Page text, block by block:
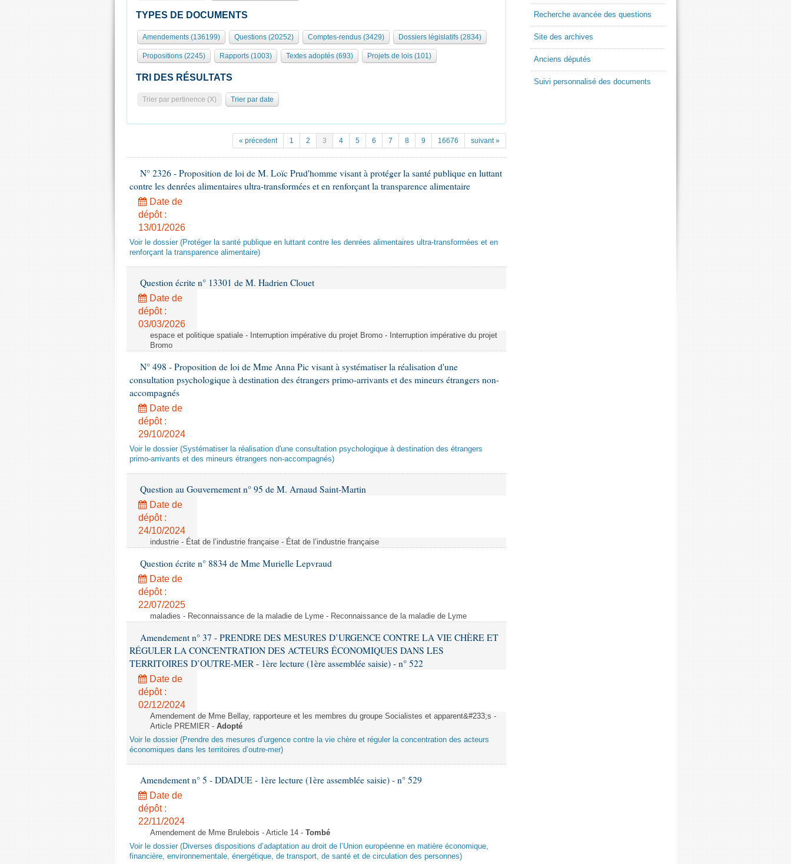
TYPES DE DOCUMENTS
Amendements (136199) Questions (20252) Comptes-rendus (3429) Dossiers législatifs (2834)
Propositions (2245) Rapports (1003) Textes adoptés (693) Projets de lois (101)
TRI DES RÉSULTATS
Trier par pertinence (X) Trier par date
« précedent 1 2 3 4 5 6 7 8 9 16676 suivant »
N° 2326 - Proposition de loi de M. Loïc Prud'homme visant à protéger la santé publique en luttant
contre les denrées alimentaires ultra-transformées et en renforçant la transparence alimentaire
Date de
dépôt :
13/01/2026
Voir le dossier (Protéger la santé publique en luttant contre les denrées alimentaires ultra-transformées et en
renforçant la transparence alimentaire)
Question écrite n° 13301 de M. Hadrien Clouet
Date de
dépôt :
03/03/2026
espace et politique spatiale - Interruption impérative du projet Bromo - Interruption impérative du projet
Bromo
N° 498 - Proposition de loi de Mme Anna Pic visant à systématiser la réalisation d'une
consultation psychologique à destination des étrangers primo-arrivants et des mineurs étrangers non-
accompagnés
Date de
dépôt :
29/10/2024
Voir le dossier (Systématiser la réalisation d'une consultation psychologique à destination des étrangers
primo-arrivants et des mineurs étrangers non-accompagnés)
Question au Gouvernement n° 95 de M. Arnaud Saint-Martin
Date de
dépôt :
24/10/2024
industrie - État de l’industrie française - État de l’industrie française
Question écrite n° 8834 de Mme Murielle Lepvraud
Date de
dépôt :
22/07/2025
maladies - Reconnaissance de la maladie de Lyme - Reconnaissance de la maladie de Lyme
Amendement n° 37 - PRENDRE DES MESURES D’URGENCE CONTRE LA VIE CHÈRE ET
RÉGULER LA CONCENTRATION DES ACTEURS ÉCONOMIQUES DANS LES
TERRITOIRES D’OUTRE-MER - 1ère lecture (1ère assemblée saisie) - n° 522
Date de
dépôt :
02/12/2024
Amendement de Mme Bellay, rapporteure et les membres du groupe Socialistes et apparent&#233;s -
Article PREMIER - Adopté
Voir le dossier (Prendre des mesures d’urgence contre la vie chère et réguler la concentration des acteurs
économiques dans les territoires d’outre-mer)
Amendement n° 5 - DDADUE - 1ère lecture (1ère assemblée saisie) - n° 529
Date de
dépôt :
22/11/2024
Amendement de Mme Brulebois - Article 14 - Tombé
Voir le dossier (Diverses dispositions d’adaptation au droit de l’Union européenne en matière économique,
financière, environnementale, énergétique, de transport, de santé et de circulation des personnes)
Recherche avancée des questions
Site des archives
Anciens députés
Suivi personnalisé des documents